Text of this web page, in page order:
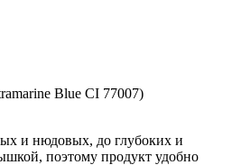
Blue CI 77007)
и нюдовых, до глубоких и
поэтому продукт удобно